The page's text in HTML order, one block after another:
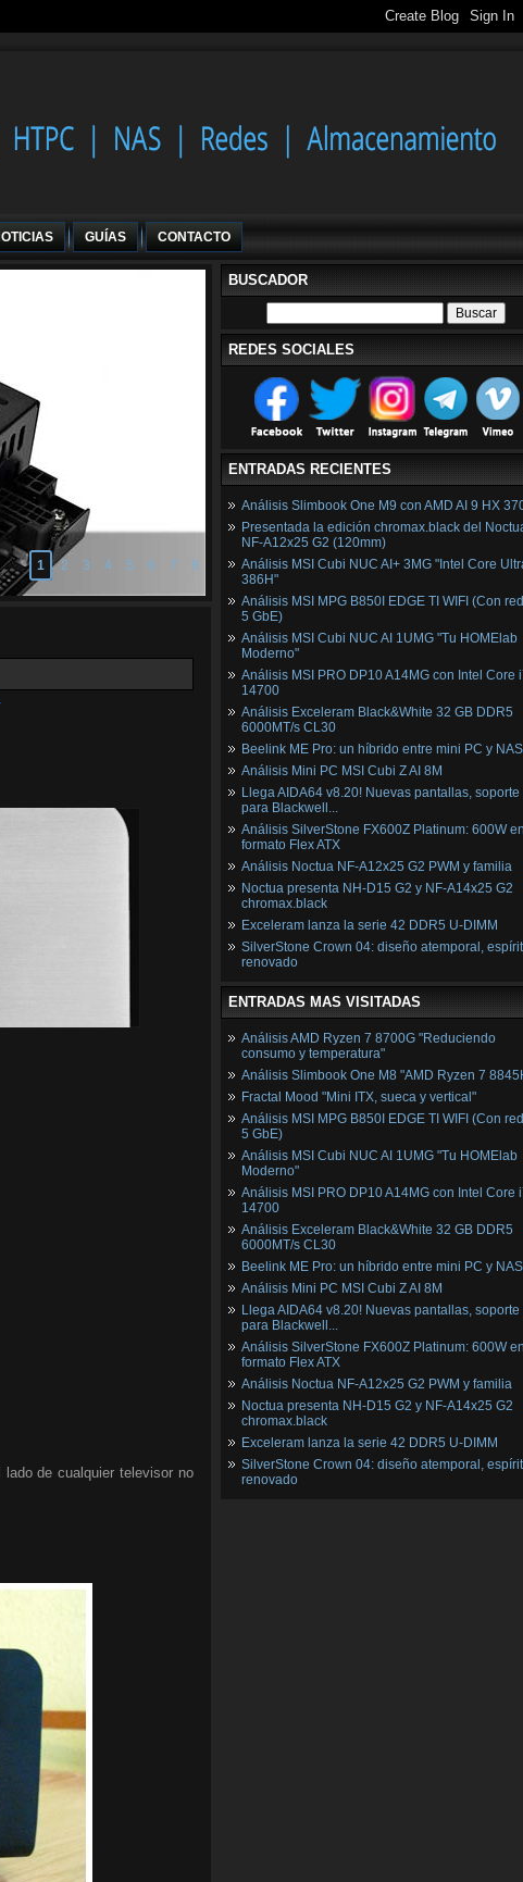
GUÍAS CONTACTO
1 2 3 4 5 6 7 8
de cualquier televisor no
BUSCADOR
REDES SOCIALES
ENTRADAS RECIENTES
Análisis Slimbook One M9 con AMD AI 9 HX
Presentada la edición chromax.black del
NF‑A12x25 G2 (120mm)
Análisis MSI Cubi NUC AI+ 3MG "Intel Core
386H"
Análisis MSI MPG B850I EDGE TI WIFI (Con
5 GbE)
Análisis MSI Cubi NUC AI 1UMG "Tu HOMElab
Moderno"
Análisis MSI PRO DP10 A14MG con Intel Core
14700
Análisis Exceleram Black&White 32 GB DDR5
6000MT/s CL30
Beelink ME Pro: un híbrido entre mini PC y NAS
Análisis Mini PC MSI Cubi Z AI 8M
Llega AIDA64 v8.20! Nuevas pantallas, soporte
para Blackwell...
Análisis SilverStone FX600Z Platinum: 600W
formato Flex ATX
Análisis Noctua NF-A12x25 G2 PWM y familia
Noctua presenta NH-D15 G2 y NF-A14x25 G2
chromax.black
Exceleram lanza la serie 42 DDR5 U-DIMM
SilverStone Crown 04: diseño atemporal,
renovado
ENTRADAS MAS VISITADAS
Análisis AMD Ryzen 7 8700G "Reduciendo
consumo y temperatura"
Análisis Slimbook One M8 "AMD Ryzen 7
Fractal Mood "Mini ITX, sueca y vertical"
Análisis MSI MPG B850I EDGE TI WIFI (Con
5 GbE)
Análisis MSI Cubi NUC AI 1UMG "Tu HOMElab
Moderno"
Análisis MSI PRO DP10 A14MG con Intel Core
14700
Análisis Exceleram Black&White 32 GB DDR5
6000MT/s CL30
Beelink ME Pro: un híbrido entre mini PC y NAS
Análisis Mini PC MSI Cubi Z AI 8M
Llega AIDA64 v8.20! Nuevas pantallas, soporte
para Blackwell...
Análisis SilverStone FX600Z Platinum: 600W
formato Flex ATX
Análisis Noctua NF-A12x25 G2 PWM y familia
Noctua presenta NH-D15 G2 y NF-A14x25 G2
chromax.black
Exceleram lanza la serie 42 DDR5 U-DIMM
SilverStone Crown 04: diseño atemporal,
renovado